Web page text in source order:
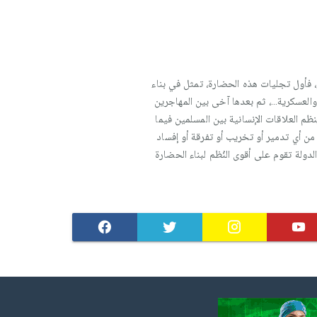
فأول تجليات هذه الحضارة، تمثل في بناء
ثم بعدها آخى بين المهاجرين
العلاقات الإنسانية بين المسلمين فيما
من أي تدمير أو تخريب أو تفرقة أو إفساد
تقوم على أقوى النُظم لبناء الحضارة